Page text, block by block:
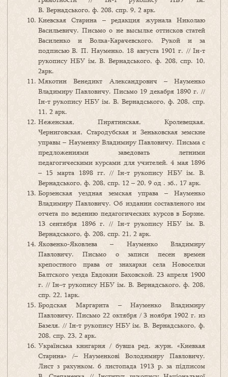
В. Вернадського, ф. 208, спр. 9, 2 арк.
Киевская Старина – редакция журнала Николаю
Васильевичу. Письмо о не высылке оттисков статей
Василенко и Волка-Карачевского. Рукой и за
подписью В. П. Науменко. 18 августа 1901 г. // Ін-т
рукопису НБУ ім. В. Вернадського, ф. 208, спр. 10,
2арк.
Мякотин Венедикт Александрович – Науменко
Владимиру Павловичу. Письмо 19 декабря 1890 г. //
Ін-т рукопису НБУ ім. В. Вернадського, ф. 208, спр.
11, 2 арк.
Неженская, Пирятинская, Кролевецкая,
Черниговская, Стародубская и Зеньковская земские
управы – Науменку Владимиру Павловичу. Письма с
предложениями заведовать летними
педагогическими курсами для учителей. 4 мая 1896
– 15 марта 1898 гг. // Ін-т рукопису НБУ ім. В.
Вернадського, ф. 208, спр. 12 – 20, 9 од . зб., 17 арк.
Борзенская уездная земская управа – Науменко
Владимиру Павловичу. Об издании составленого им
отчета по ведению педагогических курсов в Борзне.
13 сентября 1896 г. // Ін-т рукопису НБУ ім. В.
Вернадського, ф. 208, спр. 21, 2 арк.
Яковенко-Яковлева – Науменко Владимиру
Павловичу. Письмо о записи песен времен
крепостного права от знахарки села Новоселки
Балтского уезда Евдокии Баховской. 23 апреля 1900
г. // Ін–т рукопису НБУ ім. В. Вернадського, ф. 208,
спр. 22, 1арк.
Бродская Маргарита – Науменко Владимиру
Павловичу. Письмо 22 октября / 3 ноября 1902 г. из
Базеля. // Ін-т рукопису НБУ ім. В. Вернадського, ф.
208, спр. 23, 2 арк.
Українська книгарня / бувша ред. журн. «Киевкая
Старина» /– Науменкові Володимиру Павловичу.
Лист з рахунком. 6 листопада 1913 р. за підписом